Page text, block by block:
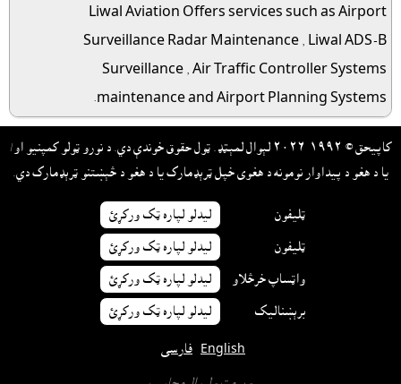
Liwal Aviation Offers services such as Airport
Surveillance Radar Maintenance ,
Liwal ADS-B
Surveillance , Air Traffic Controller Systems
maintenance and Airport Planning Systems.
کاپيحق © ١٩٩٢-٢٠٢٦ لېوال لمېټډ. ټول حقوق خوندې دي. د نورو ټولو کمپنيو او/
يا د هغو د پيداوار نومونه د هغوى خپل ټرېډمارک يا د هغو د څېښتنو ټرېډمارک دي.
ټليفون ليدلو لپاره ټک ورکړئ
ټليفون ليدلو لپاره ټک ورکړئ
واټساپ خرڅلاو ليدلو لپاره ټک ورکړئ
برېښناليک ليدلو لپاره ټک ورکړئ
English فارسی